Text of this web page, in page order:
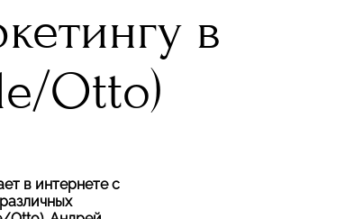
в
Otto)
в интернете с